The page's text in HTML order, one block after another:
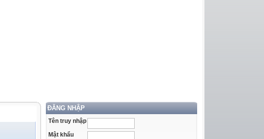
ĐĂNG NHẬP
Tên truy nhập
Mật khẩu